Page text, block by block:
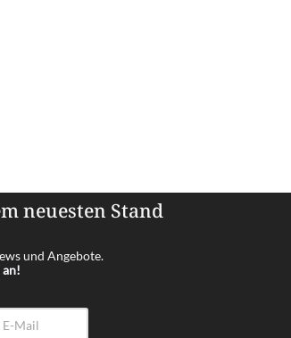
neuesten Stand
und Angebote.
an!